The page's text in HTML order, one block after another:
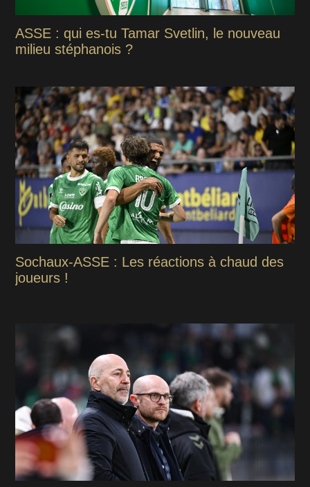
ASSE : qui es-tu Tamar Svetlin, le nouveau
milieu stéphanois ?
Sochaux-ASSE : Les réactions à chaud des
joueurs !